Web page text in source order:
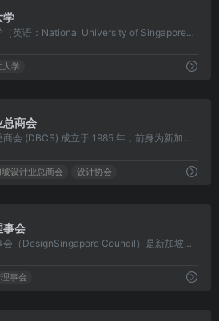
学
新加坡国立大学（英语：National University of Singapore，缩写：NUS），简称国大或新国大，是新加坡的一所世界级顶尖学府。
大学
总商会
新加坡设计业总商会 (DBCS) 成立于 1985 年，前身为新加坡设计师协会，自成立以来一直是新加坡领先的多学科设计商会。
坡设计业总商会 设计协会
事会
新加坡设计理事会（DesignSingapore Council）是新加坡的国家设计机构。
事会